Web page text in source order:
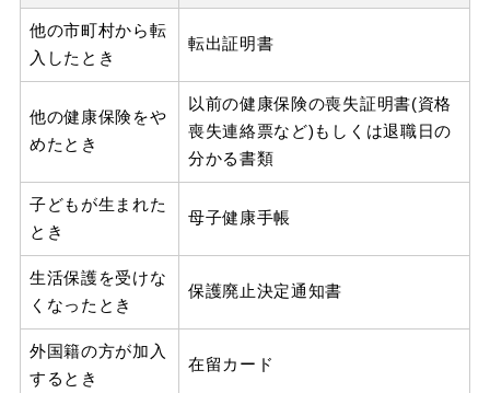
他の市町村から転
入したとき
転出証明書
他の健康保険をや
めたとき
以前の健康保険の喪失証明書(資格
喪失連絡票など)もしくは退職日の
分かる書類
子どもが生まれた
とき
母子健康手帳
生活保護を受けな
くなったとき
保護廃止決定通知書
外国籍の方が加入
するとき
在留カード